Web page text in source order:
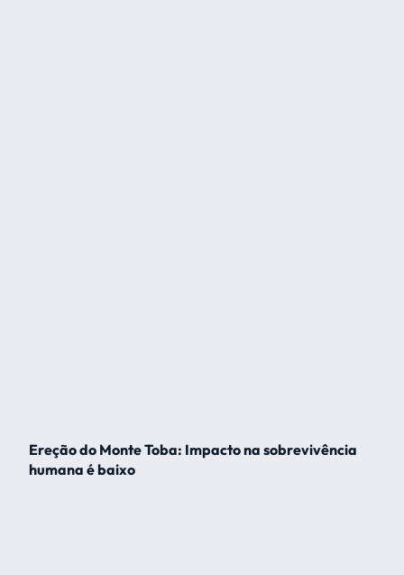
Ereção do Monte Toba: Impacto na sobrevivência
humana é baixo